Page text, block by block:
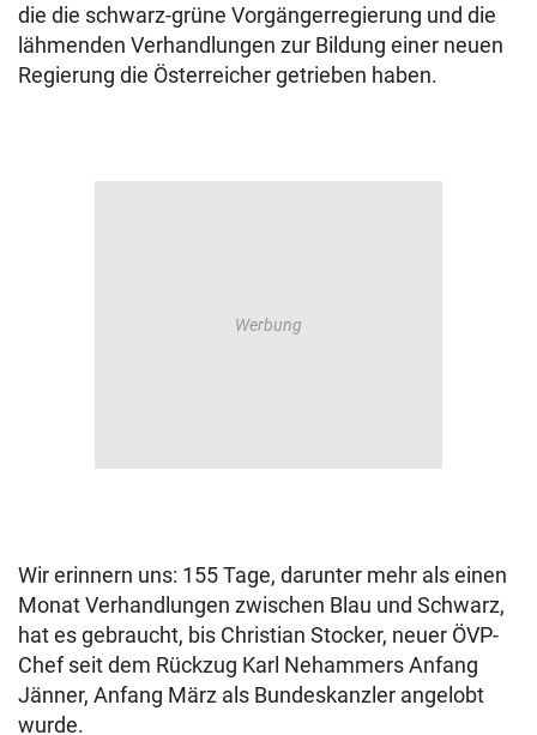
die die schwarz-grüne Vorgängerregierung und die
lähmenden Verhandlungen zur Bildung einer neuen
Regierung die Österreicher getrieben haben.
Wir erinnern uns: 155 Tage, darunter mehr als einen
Monat Verhandlungen zwischen Blau und Schwarz,
hat es gebraucht, bis Christian Stocker, neuer ÖVP-
Chef seit dem Rückzug Karl Nehammers Anfang
Jänner, Anfang März als Bundeskanzler angelobt
wurde.